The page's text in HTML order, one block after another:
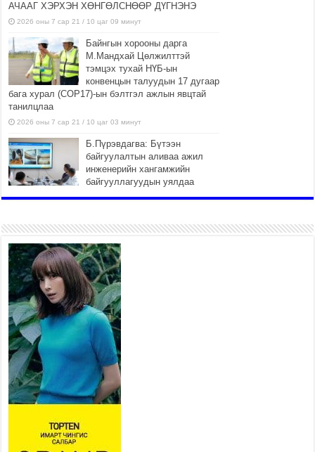
АЧААГ ХЭРХЭН ХӨНГӨЛСНӨӨР ДҮГНЭНЭ
2026 оны 7 сар 21 / 10 цаг 09 минут
Байнгын хорооны дарга
М.Мандхай Цөлжилттэй
тэмцэх тухай НҮБ-ын
конвенцын талуудын 17 дугаар
бага хурал (СОР17)-ын бэлтгэл ажлын явцтай
танилцлаа
2026 оны 7 сар 21 / 10 цаг 03 минут
Б.Пүрэвдагва: Бүтээн
байгуулалтын аливаа ажил
инженерийн хангамжийн
байгууллагуудын уялдаа
холбоогүйгээс саатах ёсгүй
“Сэлбэ 20 минутын хот”
төслийн анхны 12 давхар
барилгын үндсэн карказ,
цутгалтын ажил дууслаа
2026 оны 7 сар 20 / 17 цаг 17 минут
Мопед, скүүтер, тэдгээртэй
адилтгах үзүүлэлт бүхий
тээврийн хэрэгсэлтэй
холбоотой нийслэлийн засаг
дарга захирамж гаргалаа
2026 оны 7 сар 20 / 17 цаг 11 минут
Төв цэвэрлэх байгууламжид хоногт дунджаар 3
тонн хатуу хог хаягдал ирж байна
2026 оны 7 сар 20 / 12 цаг 06 минут
“Эхийн алдар” одонгийн шаардлагыг